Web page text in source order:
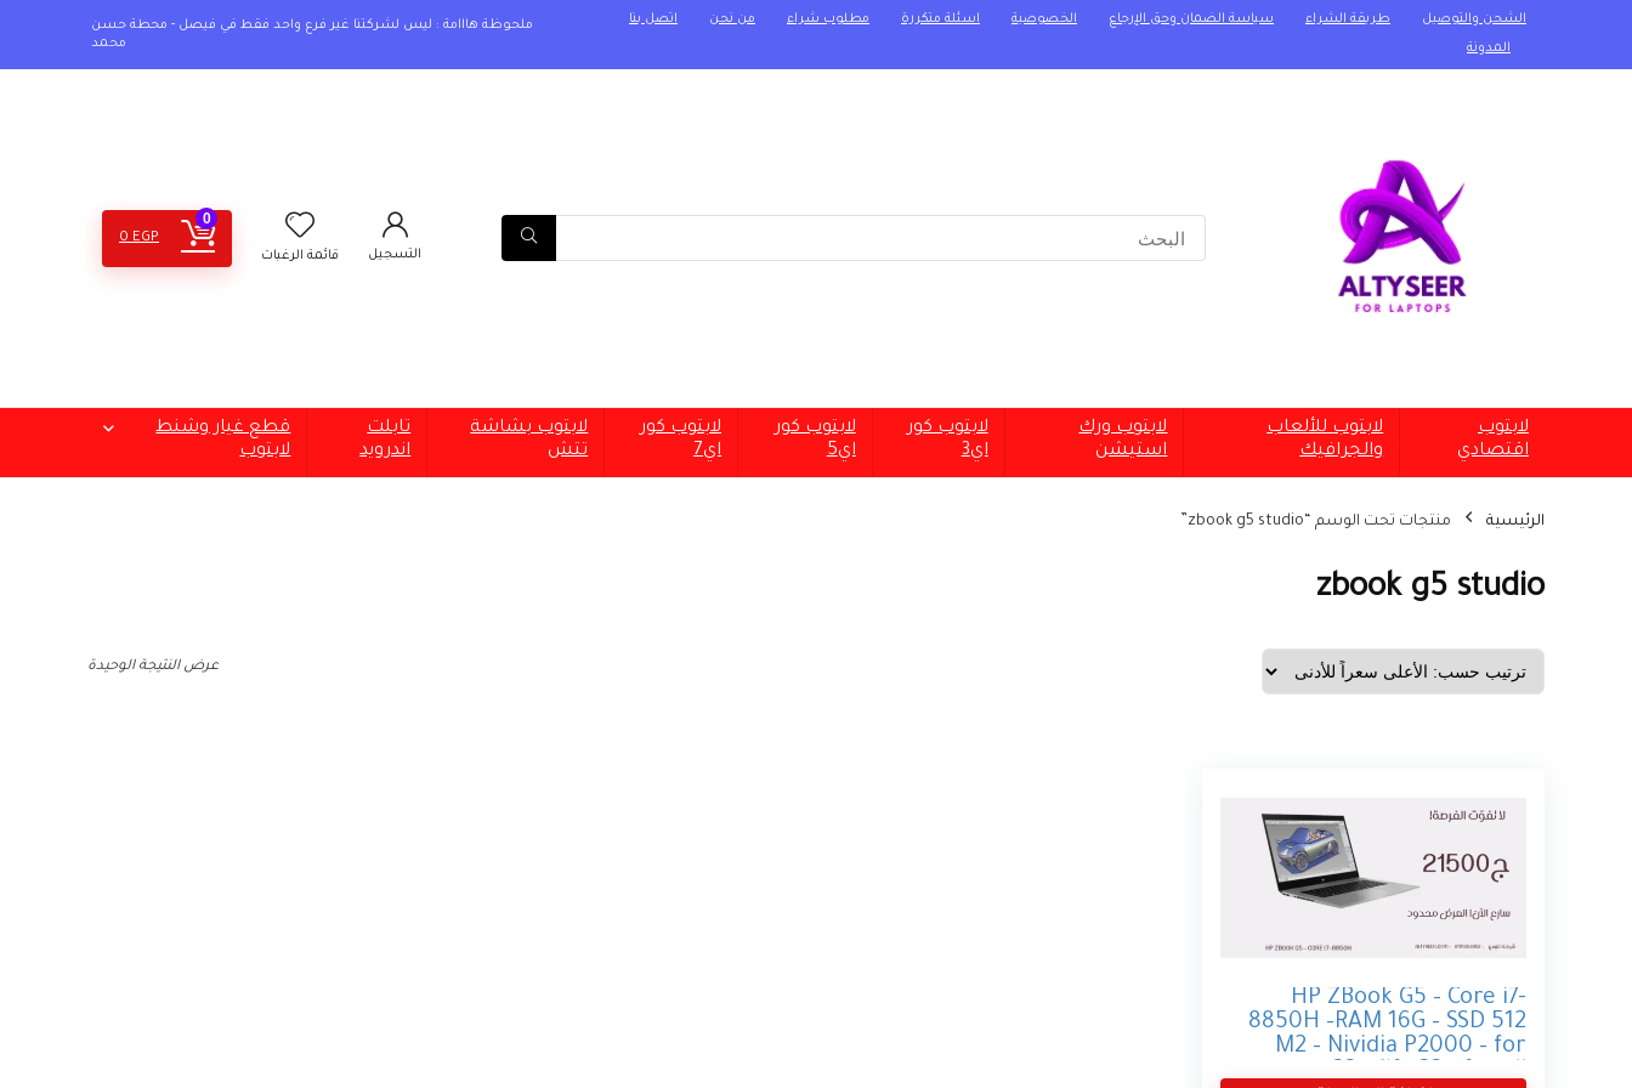
الشحن والتوصيل طريقة الشراء سياسة الضمان وحق الإرجاع الخصوصية اسئلة متكررة مطلوب شراء من نحن
اتصل بنا
المدونة
ملحوظة هااامة : ليس لشركتنا غير فرع واحد فقط في فيصل - محطة حسن
محمد
التسجيل قائمة الرغبات
0
0 EGP
لابتوب
اقتصادي
لابتوب للألعاب
والجرافيك
لابتوب ورك
استيشن
لابتوب كور
اي3
لابتوب كور
اي5
لابتوب كور
اي7
لابتوب بشاشة
تتش
تابلت
اندرويد
قطع غيار وشنط
لابتوب
الرئيسية منتجات تحت الوسم “zbook g5 studio”
zbook g5 studio
عرض النتيجة الوحيدة
HP ZBook G5 – Core i7-
8850H –RAM 16G – SSD 512
M2 – Nividia P2000 – for